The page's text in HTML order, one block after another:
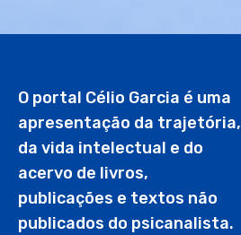
O portal Célio Garcia é uma
apresentação da trajetória,
da vida intelectual e do
acervo de livros,
publicações e textos não
publicados do psicanalista.